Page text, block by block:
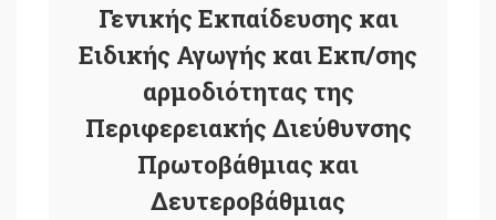
Γενικής Εκπαίδευσης και
Ειδικής Αγωγής και Εκπ/σης
αρμοδιότητας της
Περιφερειακής Διεύθυνσης
Πρωτοβάθμιας και
Δευτεροβάθμιας